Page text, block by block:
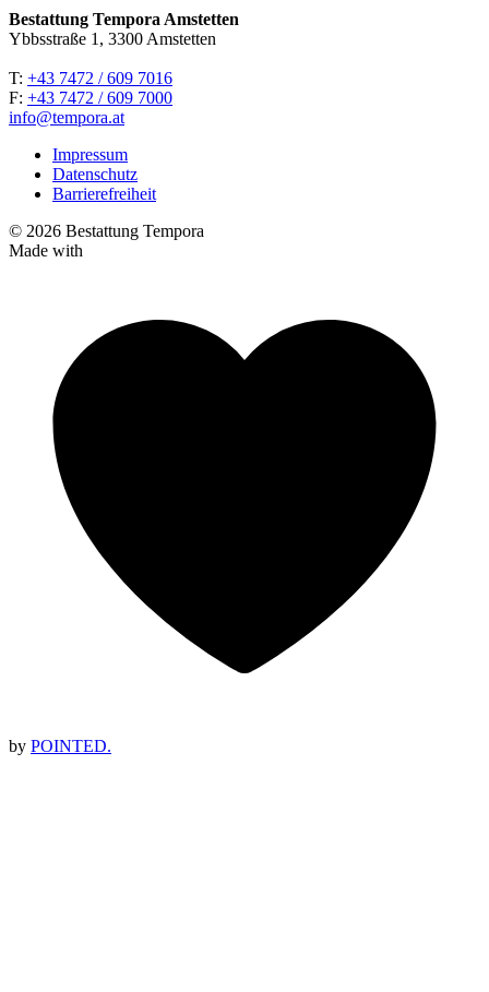
Bestattung Tempora Amstetten
Ybbsstraße 1, 3300 Amstetten
T: +43 7472 / 609 7016
F: +43 7472 / 609 7000
info@tempora.at
Impressum
Datenschutz
Barrierefreiheit
© 2026 Bestattung Tempora
Made with
by POINTED.